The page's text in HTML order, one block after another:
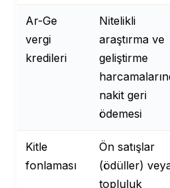
Ar-Ge
vergi
kredileri
Nitelikli
araştırma ve
geliştirme
nakit geri
ödemesi
Kitle
fonlaması
Ön satışlar
(ödüller)
topluluk